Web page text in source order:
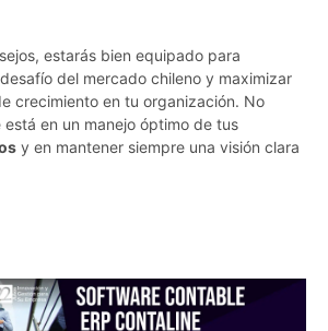
estarás bien equipado para
del mercado chileno y maximizar
crecimiento en tu organización. No
en un manejo óptimo de tus
y en mantener siempre una visión clara